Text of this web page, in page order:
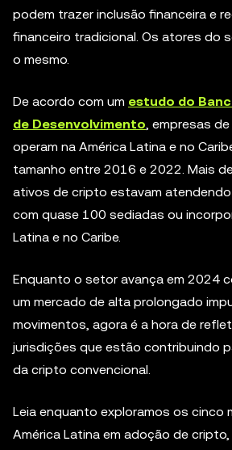
podem trazer inclusão financeira e
financeiro tradicional. Os atores do
o mesmo.
De acordo com um estudo do
de Desenvolvimento, empresas
operam na América Latina e no
tamanho entre 2016 e 2022. Mais
ativos de cripto estavam
com quase 100 sediadas ou
Latina e no Caribe.
Enquanto o setor avança em 2024
um mercado de alta prolongado
movimentos, agora é a hora de
jurisdições que estão contribuindo
da cripto convencional.
Leia enquanto exploramos os cinco
América Latina em adoção de